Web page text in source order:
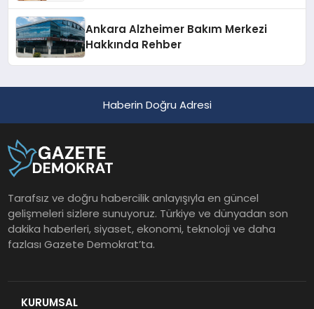
Ankara Alzheimer Bakım Merkezi
Hakkında Rehber
Haberin Doğru Adresi
Tarafsız ve doğru habercilik anlayışıyla en güncel
gelişmeleri sizlere sunuyoruz. Türkiye ve dünyadan son
dakika haberleri, siyaset, ekonomi, teknoloji ve daha
fazlası Gazete Demokrat’ta.
KURUMSAL